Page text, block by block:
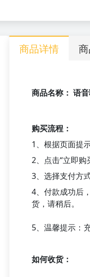
商品详情
商品名称： 语
购买流程：
1、根据页面提
2、点击“立即购
3、选择支付方
4、付款成功后
货，请稍后。
5、温馨提示：
如何收货：